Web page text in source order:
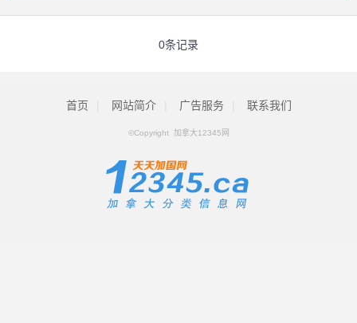
0条记录
首页 网站简介 广告服务 联系我们
©Copyright 加拿大12345网